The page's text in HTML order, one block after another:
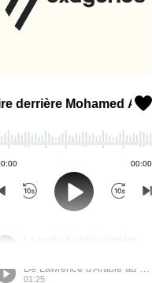
- Récupération de données